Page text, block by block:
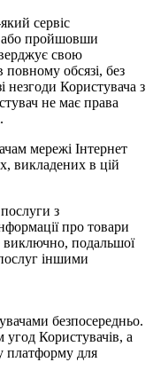
сервіс
або пройшовши
свою
повному обсязі, без
незгоди Користувача з
не має права
мережі Інтернет
викладених в цій
з
про товари
виключно, подальшої
іншими
безпосередньо.
Користувачів, а
платформу для